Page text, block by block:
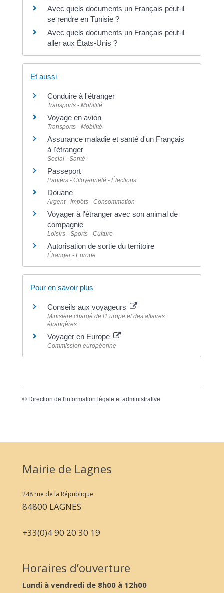
Avec quels documents un Français peut-il
se rendre en Tunisie ?
Avec quels documents un Français peut-il
aller aux États-Unis ?
Et aussi
Conduire à l'étranger
Transports - Mobilité
Voyage en avion
Transports - Mobilité
Assurance maladie et santé d'un Français
à l'étranger
Social - Santé
Passeport
Papiers - Citoyenneté - Élections
Douane
Argent - Impôts - Consommation
Voyager à l'étranger avec son animal de
compagnie
Loisirs - Sports - Culture
Autorisation de sortie du territoire
Étranger - Europe
Pour en savoir plus
Conseils aux voyageurs
Ministère chargé de l'Europe et des affaires
étrangères
Voyager en Europe
Commission européenne
© Direction de l'information légale et administrative
Mairie de Lagnes
248 rue de la République
84800 LAGNES
+33(0)4 90 20 30 19
Horaires d’ouverture
Lundi à vendredi de 8h00 à 12h00